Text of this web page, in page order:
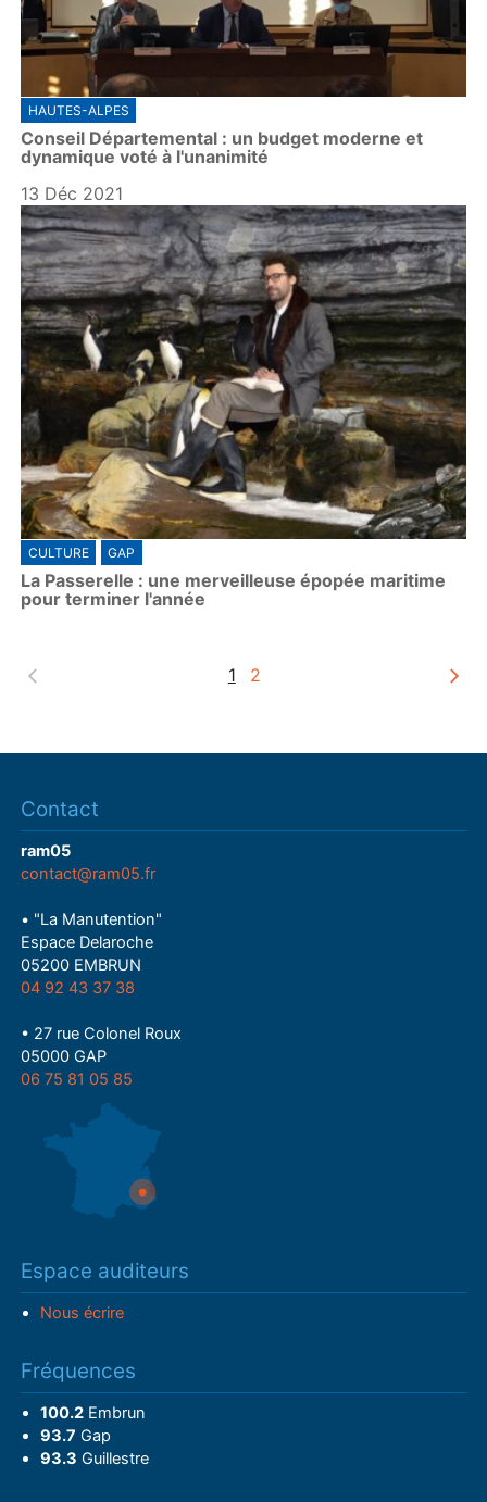
HAUTES-ALPES
Conseil Départemental : un budget moderne et
dynamique voté à l'unanimité
13 Déc 2021
CULTURE GAP
La Passerelle : une merveilleuse épopée maritime
pour terminer l'année
1 2
Contact
ram05
contact@ram05.fr
• "La Manutention"
Espace Delaroche
05200 EMBRUN
04 92 43 37 38
• 27 rue Colonel Roux
05000 GAP
06 75 81 05 85
Espace auditeurs
Nous écrire
Fréquences
100.2Embrun
93.7 Gap
93.3 Guillestre